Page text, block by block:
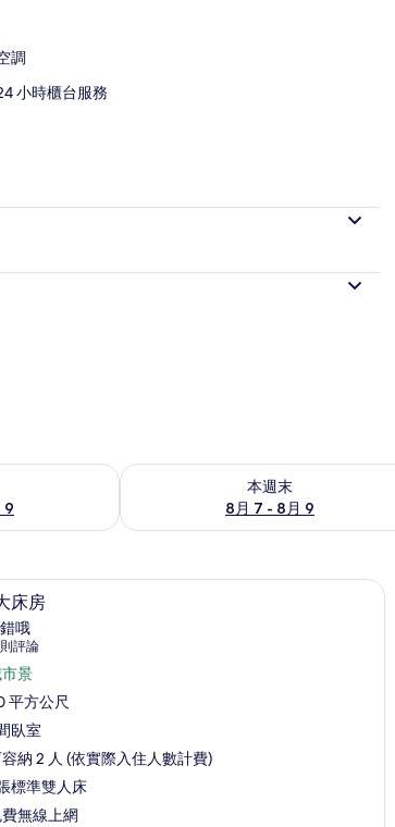
工作空間、熨斗/熨衣板
調
小時櫃台服務
9
供應情況
本週末
8月 7 - 8月 9
查看本週末 (8月 7 - 8月 9) 的供應
空間、熨斗/熨衣板 高級大床房 | 客房內保險箱、書桌
床房
滿分 10 分
哦
評論
)
景
平方公尺
臥室
納 2 人 (依實際入住人數計費)
標準雙人床
無線上網